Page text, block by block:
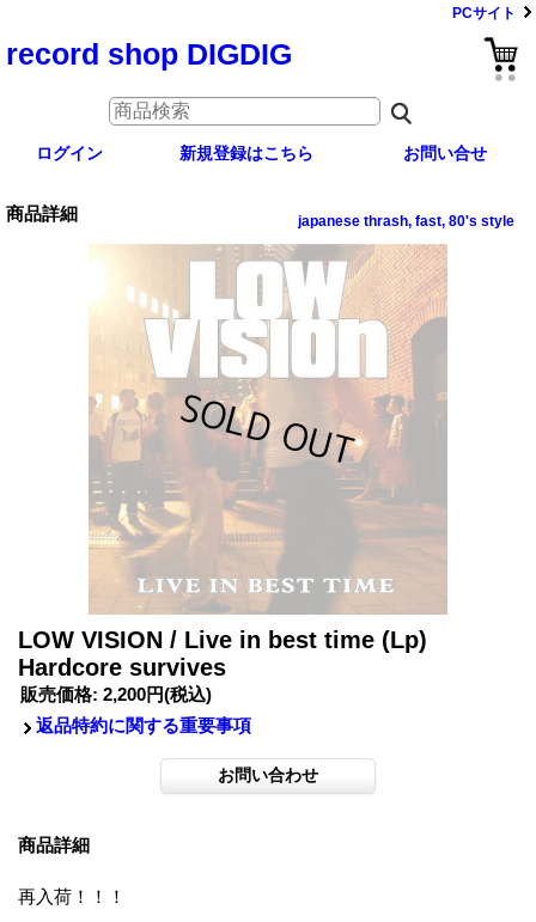
PCサイト
record shop DIGDIG
ログイン 新規登録はこちら お問い合せ
商品詳細 japanese thrash, fast, 80's style
LOW VISION / Live in best time (Lp)
Hardcore survives
販売価格: 2,200円(税込)
返品特約に関する重要事項
商品詳細
再入荷！！！